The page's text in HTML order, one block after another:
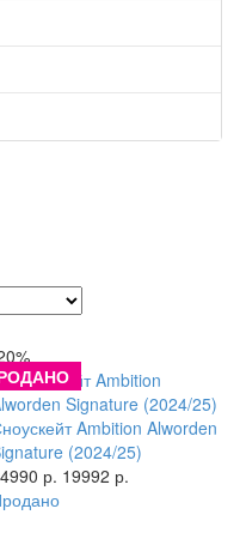
Ambition Alworden
(2024/25)
р. 19992 р.